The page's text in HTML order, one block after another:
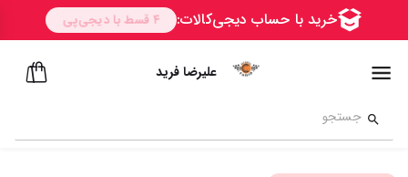
علیرضا فرید